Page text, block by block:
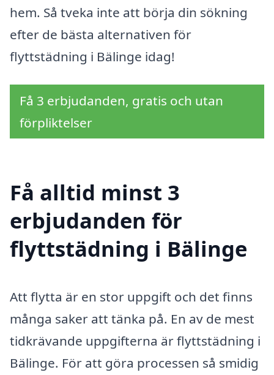
hem. Så tveka inte att börja din sökning
efter de bästa alternativen för
flyttstädning i Bälinge idag!
Få 3 erbjudanden, gratis och utan
förpliktelser
Få alltid minst 3
erbjudanden för
flyttstädning i Bälinge
Att flytta är en stor uppgift och det finns
många saker att tänka på. En av de mest
tidkrävande uppgifterna är flyttstädning i
Bälinge. För att göra processen så smidig